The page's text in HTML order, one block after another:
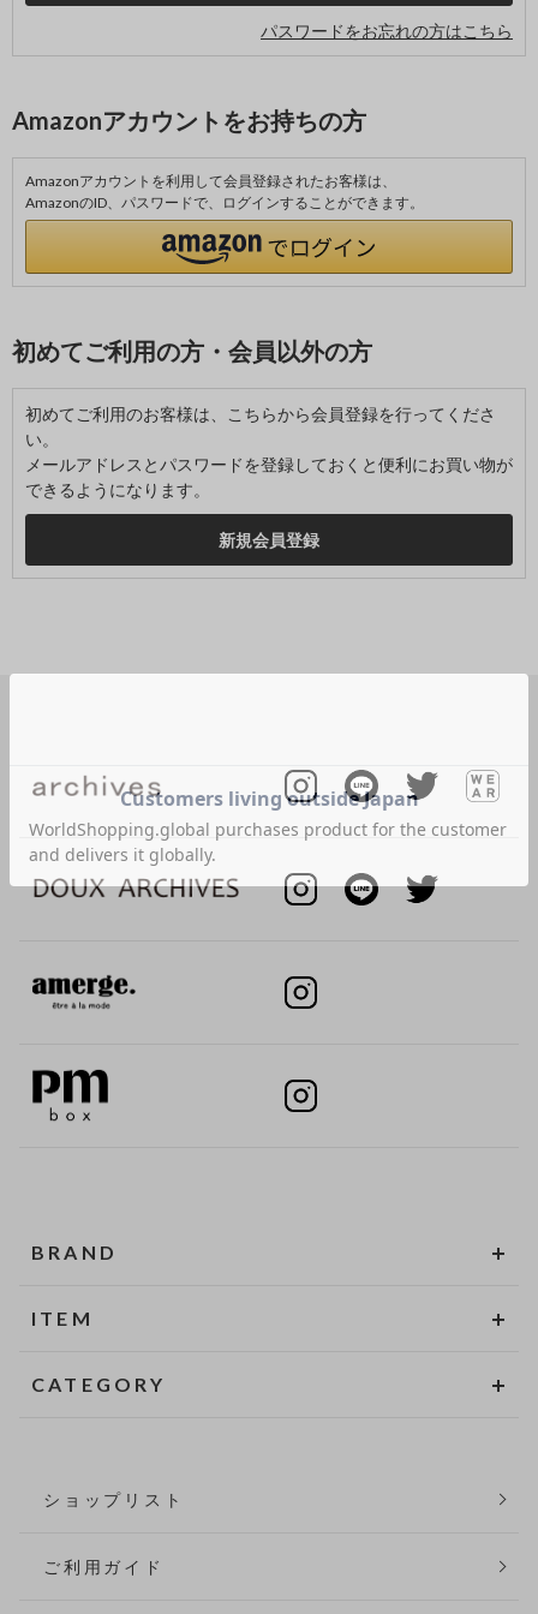
パスワードをお忘れの方はこちら
Amazonアカウントをお持ちの方
Amazonアカウントを利用して会員登録されたお客様は、
AmazonのID、パスワードで、ログインすることができます。
初めてご利用の方・会員以外の方
初めてご利用のお客様は、こちらから会員登録を行ってくださ
い。
メールアドレスとパスワードを登録しておくと便利にお買い物が
できるようになります。
BRAND
ITEM
CATEGORY
ショップリスト
ご利用ガイド